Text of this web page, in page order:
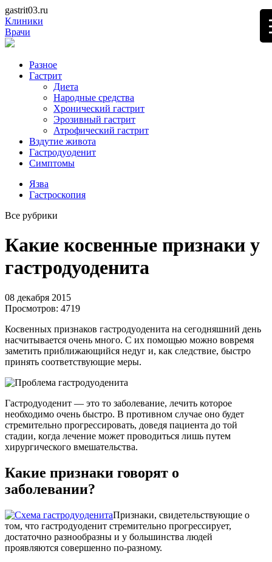
gastrit03.ru
Клиники
Врачи
Разное
Гастрит
Диета
Народные средства
Хронический гастрит
Эрозивный гастрит
Атрофический гастрит
Вздутие живота
Гастродуоденит
Симптомы
Язва
Гастроскопия
Все рубрики
Какие косвенные признаки у
гастродуоденита
08 декабря 2015
Просмотров: 4719
Косвенных признаков гастродуоденита на сегодняшний день
насчитывается очень много. С их помощью можно вовремя
заметить приближающийся недуг и, как следствие, быстро
принять соответствующие меры.
Гастродуоденит — это то заболевание, лечить которое
необходимо очень быстро. В противном случае оно будет
стремительно прогрессировать, доведя пациента до той
стадии, когда лечение может проводиться лишь путем
хирургического вмешательства.
Какие признаки говорят о
заболевании?
Признаки, свидетельствующие о
том, что гастродуоденит стремительно прогрессирует,
достаточно разнообразны и у большинства людей
проявляются совершенно по-разному.